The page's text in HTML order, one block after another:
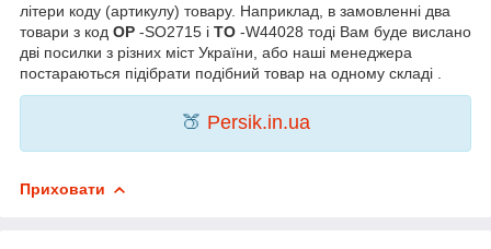
літери коду (артикулу) товару. Наприклад, в замовленні два
товари з код OP -SO2715 і TO -W44028 тоді Вам буде вислано
дві посилки з різних міст України, або наші менеджера
постараються підібрати подібний товар на одному складі .
🍑 Persik.in.ua
Приховати